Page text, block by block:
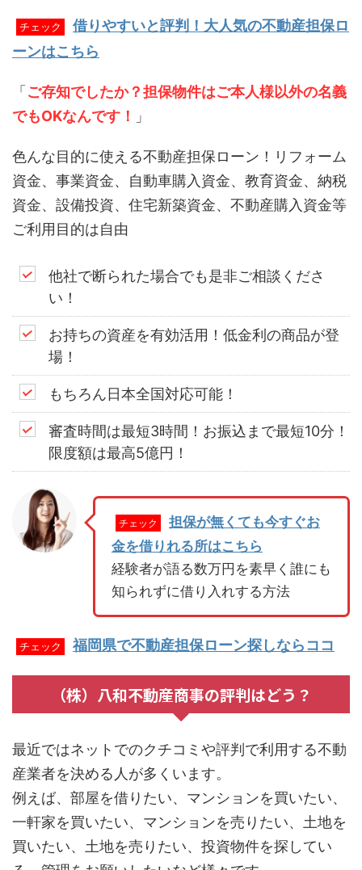
チェック
借りやすいと評判！大人気の不動産担保ロ
ーンはこちら
「 ご存知でしたか？担保物件はご本人様以外の名義
でもOKなんです！
」
色んな目的に使える不動産担保ローン！リフォーム
資金、事業資金、自動車購入資金、教育資金、納税
資金、設備投資、住宅新築資金、不動産購入資金等
ご利用目的は自由
他社で断られた場合でも是非ご相談くださ
い！
お持ちの資産を有効活用！低金利の商品が登
場！
もちろん日本全国対応可能！
審査時間は最短3時間！お振込まで最短10分！
限度額は最高5億円！
チェック
担保が無くても今すぐお
金を借りれる所はこちら
経験者が語る数万円を素早く誰にも
知られずに借り入れする方法
チェック 福岡県で不動産担保ローン探しならココ
（株）八和不動産商事の評判はどう？
最近ではネットでのクチコミや評判で利用する不動
産業者を決める人が多くいます。
例えば、部屋を借りたい、マンションを買いたい、
一軒家を買いたい、マンションを売りたい、土地を
買いたい、土地を売りたい、投資物件を探してい